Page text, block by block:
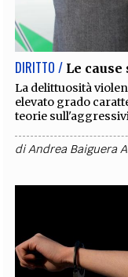
CODICI RUBRICHE
DIRITTO / Le
La delittuosità
elevato grado
teorie
diAndrea Baiguera